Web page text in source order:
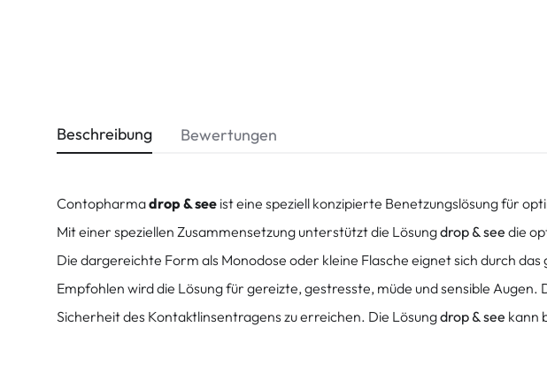
Beschreibung
Contopharmadrop & see ist eine speziell konzipierte Benetzungslösung für
Mit einer speziellen Zusammensetzung unterstützt die Lösungdrop & see die
Die dargereichte Form als Monodose oder kleine Flasche eignet sich durch
Empfohlen wird die Lösung für gereizte, gestresste, müde und sensible
Sicherheit des Kontaktlinsentragens zu erreichen. Die Lösungdrop & see kann
Bewertungen